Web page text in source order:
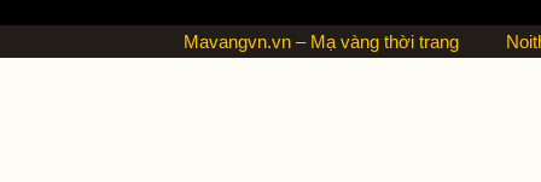
Mavangvn.vn – Mạ vàng thời trang